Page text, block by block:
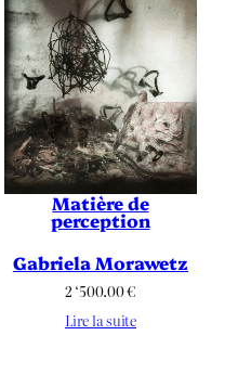
Matière de
perception
Gabriela Morawetz
2 ‘500.00€
Lire la suite